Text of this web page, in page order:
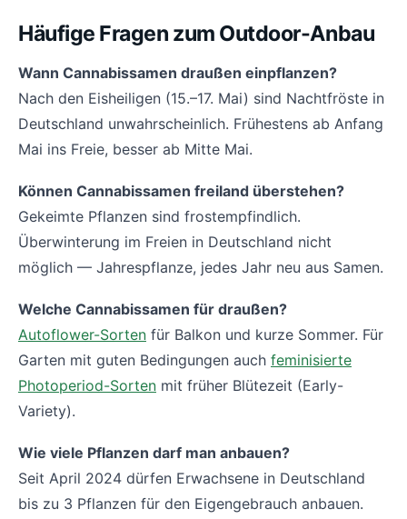
Häufige Fragen zum Outdoor-Anbau
Wann Cannabissamen draußen einpflanzen?
Nach den Eisheiligen (15.–17. Mai) sind Nachtfröste in
Deutschland unwahrscheinlich. Frühestens ab Anfang
Mai ins Freie, besser ab Mitte Mai.
Können Cannabissamen freiland überstehen?
Gekeimte Pflanzen sind frostempfindlich.
Überwinterung im Freien in Deutschland nicht
möglich — Jahrespflanze, jedes Jahr neu aus Samen.
Welche Cannabissamen für draußen?
Autoflower-Sorten für Balkon und kurze Sommer. Für
Garten mit guten Bedingungen auch feminisierte
Photoperiod-Sorten mit früher Blütezeit (Early-
Variety).
Wie viele Pflanzen darf man anbauen?
Seit April 2024 dürfen Erwachsene in Deutschland
bis zu 3 Pflanzen für den Eigengebrauch anbauen.